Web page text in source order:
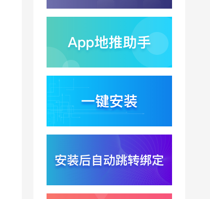
GPT5.6？超低价API引
爆智能体工具免填码安
蚂蚁灵波首轮拟募资15
亿？具身智能加速产业
落地凸显全链路设备归
2000亿美元？云与广告
双轮驱动下B端应用迎来
分发与归因重构
2026-07-31
千问已在特斯拉车机内
测？大模型上车打通跨
端服务与全渠道归因新
闭环
2026-07-31
Win11七月更新上线？桌
面环境能力升级加速PC